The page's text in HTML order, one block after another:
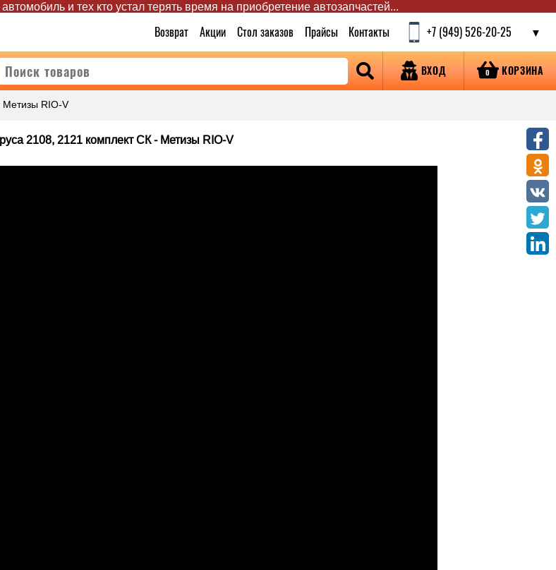
и тех кто устал терять время на приобретение автозапчастей...
Возврат Акции Стол заказов Прайсы Контакты +7 (949) 526-20-25
ВХОД 0 КОРЗИНА
Метизы RIO-V
2108, 2121 комплект СК - Метизы RIO-V